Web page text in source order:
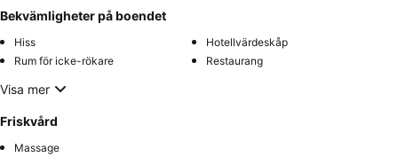
Bekvämligheter på boendet
Hiss
Hotellvärdeskåp
Rum för icke-rökare
Restaurang
Visa mer
Friskvård
Massage